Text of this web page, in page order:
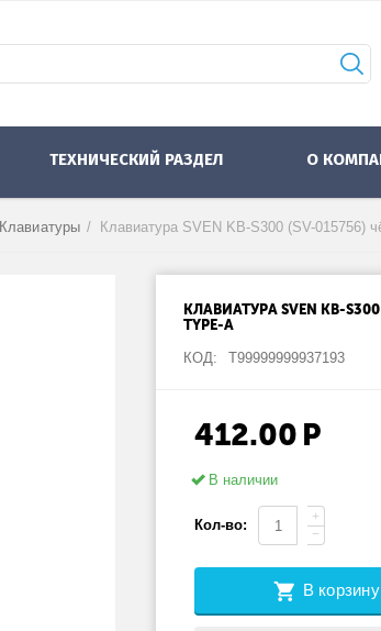
ТЕХНИЧЕСКИЙ РАЗДЕЛ О
Клавиатуры /
КЛАВИАТУРА SVEN KB-
TYPE-A
КОД:
Т99999999937193
412.00 Р
В наличии
Кол-во:
+
−
В корзину